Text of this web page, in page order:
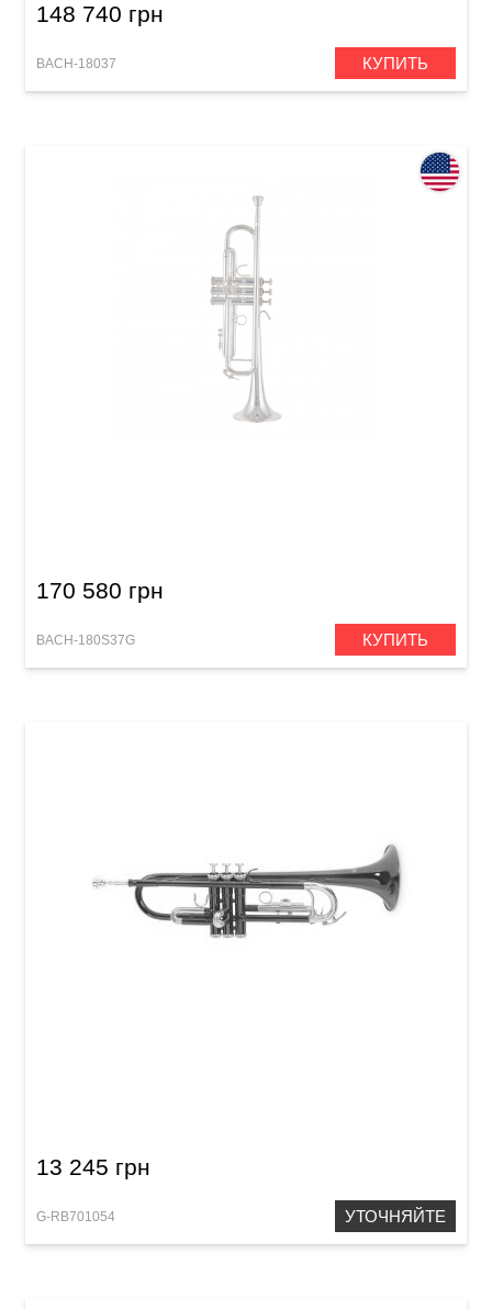
148 740 грн
BACH-18037 КУПИТЬ
170 580 грн
BACH-180S37G КУПИТЬ
13 245 грн
G-RB701054 УТОЧНЯЙТЕ